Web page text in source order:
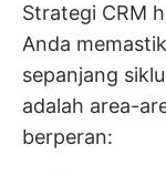
Strategi CRM
Anda
sepanjang
adalah area-
berperan: